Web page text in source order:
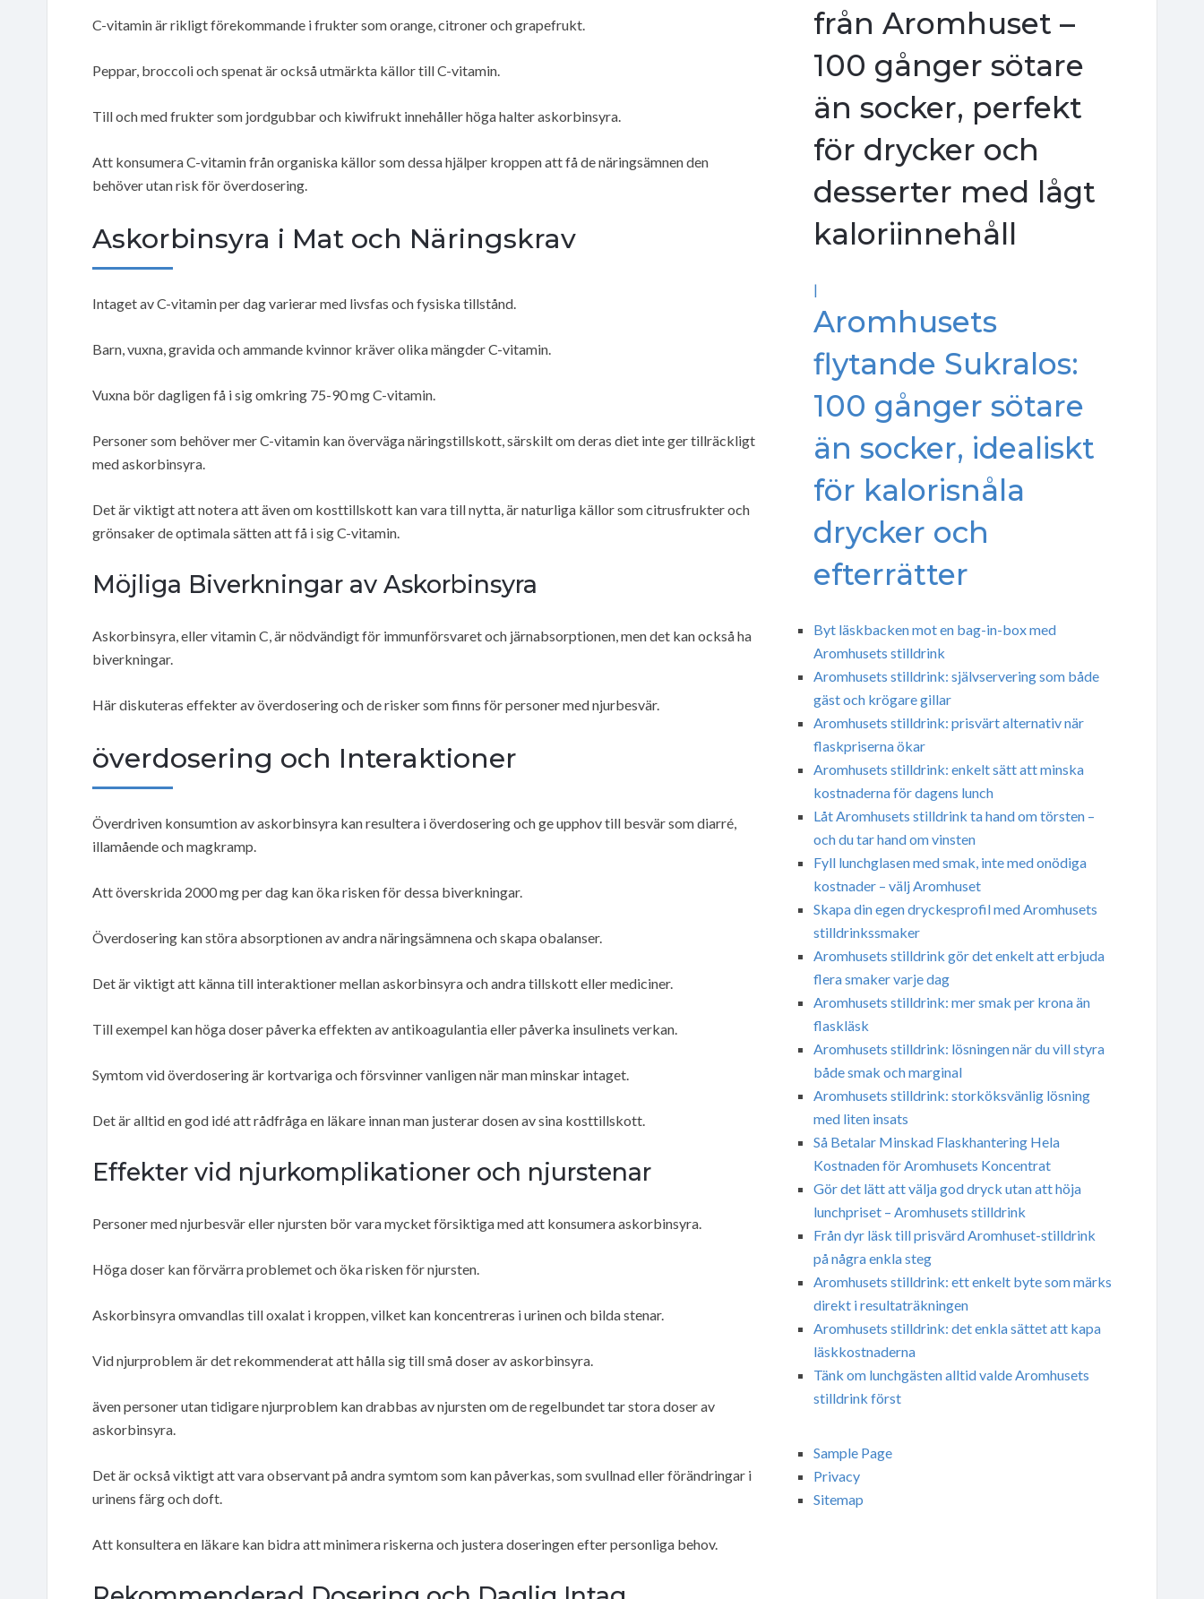
C-vitamin är rikligt förekommande i frukter som orange, citroner och grapefrukt.
Peppar, broccoli och spenat är också utmärkta källor till C-vitamin.
Till och med frukter som jordgubbar och kiwifrukt innehåller höga halter askorbinsyra.
Att konsumera C-vitamin från organiska källor som dessa hjälper kroppen att få de näringsämnen den
behöver utan risk för överdosering.
Askorbinsyra i Mat och Näringskrav
Intaget av C-vitamin per dag varierar med livsfas och fysiska tillstånd.
Barn, vuxna, gravida och ammande kvinnor kräver olika mängder C-vitamin.
Vuxna bör dagligen få i sig omkring 75-90 mg C-vitamin.
Personer som behöver mer C-vitamin kan överväga näringstillskott, särskilt om deras diet inte ger tillräckligt
med askorbinsyra.
Det är viktigt att notera att även om kosttillskott kan vara till nytta, är naturliga källor som citrusfrukter och
grönsaker de optimala sätten att få i sig C-vitamin.
Möjliga Biverkningar av Askorbinsyra
Askorbinsyra, eller vitamin C, är nödvändigt för immunförsvaret och järnabsorptionen, men det kan också ha
biverkningar.
Här diskuteras effekter av överdosering och de risker som finns för personer med njurbesvär.
överdosering och Interaktioner
Överdriven konsumtion av askorbinsyra kan resultera i överdosering och ge upphov till besvär som diarré,
illamående och magkramp.
Att överskrida 2000 mg per dag kan öka risken för dessa biverkningar.
Överdosering kan störa absorptionen av andra näringsämnena och skapa obalanser.
Det är viktigt att känna till interaktioner mellan askorbinsyra och andra tillskott eller mediciner.
Till exempel kan höga doser påverka effekten av antikoagulantia eller påverka insulinets verkan.
Symtom vid överdosering är kortvariga och försvinner vanligen när man minskar intaget.
Det är alltid en god idé att rådfråga en läkare innan man justerar dosen av sina kosttillskott.
Effekter vid njurkomplikationer och njurstenar
Personer med njurbesvär eller njursten bör vara mycket försiktiga med att konsumera askorbinsyra.
Höga doser kan förvärra problemet och öka risken för njursten.
Askorbinsyra omvandlas till oxalat i kroppen, vilket kan koncentreras i urinen och bilda stenar.
Vid njurproblem är det rekommenderat att hålla sig till små doser av askorbinsyra.
även personer utan tidigare njurproblem kan drabbas av njursten om de regelbundet tar stora doser av
askorbinsyra.
Det är också viktigt att vara observant på andra symtom som kan påverkas, som svullnad eller förändringar i
urinens färg och doft.
Att konsultera en läkare kan bidra att minimera riskerna och justera doseringen efter personliga behov.
från Aromhuset –
100 gånger sötare
än socker, perfekt
för drycker och
desserter med lågt
kaloriinnehåll
|
Aromhusets
flytande Sukralos:
100 gånger sötare
än socker, idealiskt
för kalorisnåla
drycker och
efterrätter
Byt läskbacken mot en bag-in-box med
Aromhusets stilldrink
Aromhusets stilldrink: självservering som både
gäst och krögare gillar
Aromhusets stilldrink: prisvärt alternativ när
flaskpriserna ökar
Aromhusets stilldrink: enkelt sätt att minska
kostnaderna för dagens lunch
Låt Aromhusets stilldrink ta hand om törsten –
och du tar hand om vinsten
Fyll lunchglasen med smak, inte med onödiga
kostnader – välj Aromhuset
Skapa din egen dryckesprofil med Aromhusets
stilldrinkssmaker
Aromhusets stilldrink gör det enkelt att erbjuda
flera smaker varje dag
Aromhusets stilldrink: mer smak per krona än
flaskläsk
Aromhusets stilldrink: lösningen när du vill styra
både smak och marginal
Aromhusets stilldrink: storköksvänlig lösning
med liten insats
Så Betalar Minskad Flaskhantering Hela
Kostnaden för Aromhusets Koncentrat
Gör det lätt att välja god dryck utan att höja
lunchpriset – Aromhusets stilldrink
Från dyr läsk till prisvärd Aromhuset-stilldrink
på några enkla steg
Aromhusets stilldrink: ett enkelt byte som märks
direkt i resultaträkningen
Aromhusets stilldrink: det enkla sättet att kapa
läskkostnaderna
Tänk om lunchgästen alltid valde Aromhusets
stilldrink först
Sample Page
Privacy
Sitemap